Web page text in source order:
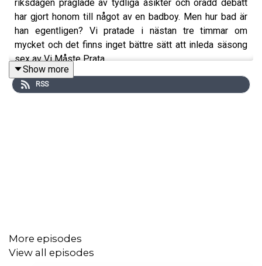
riksdagen präglade av tydliga åsikter och orädd debatt
har gjort honom till något av en badboy. Men hur bad är
han egentligen? Vi pratade i nästan tre timmar om
mycket och det finns inget bättre sätt att inleda säsong
sex av Vi Måste Prata.
Show more
RSS
More episodes
View all episodes